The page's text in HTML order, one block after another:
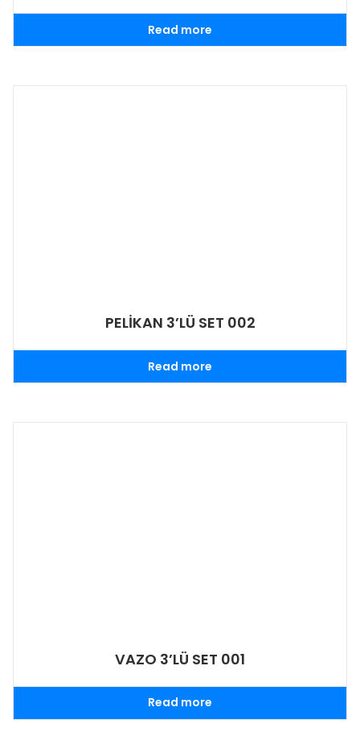
Read more
PELİKAN 3’LÜ SET 002
Read more
VAZO 3’LÜ SET 001
Read more